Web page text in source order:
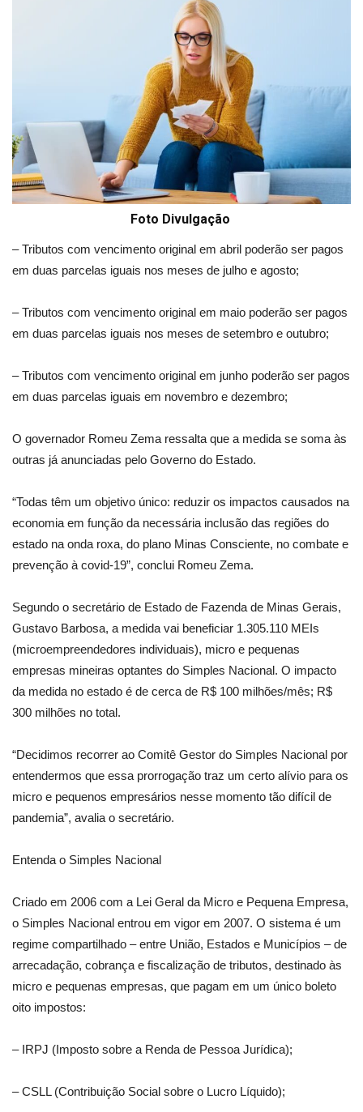
Foto Divulgação
– Tributos com vencimento original em abril poderão ser pagos
em duas parcelas iguais nos meses de julho e agosto;
– Tributos com vencimento original em maio poderão ser pagos
em duas parcelas iguais nos meses de setembro e outubro;
– Tributos com vencimento original em junho poderão ser pagos
em duas parcelas iguais em novembro e dezembro;
O governador Romeu Zema ressalta que a medida se soma às
outras já anunciadas pelo Governo do Estado.
“Todas têm um objetivo único: reduzir os impactos causados na
economia em função da necessária inclusão das regiões do
estado na onda roxa, do plano Minas Consciente, no combate e
prevenção à covid-19”, conclui Romeu Zema.
Segundo o secretário de Estado de Fazenda de Minas Gerais,
Gustavo Barbosa, a medida vai beneficiar 1.305.110 MEIs
(microempreendedores individuais), micro e pequenas
empresas mineiras optantes do Simples Nacional. O impacto
da medida no estado é de cerca de R$ 100 milhões/mês; R$
300 milhões no total.
“Decidimos recorrer ao Comitê Gestor do Simples Nacional por
entendermos que essa prorrogação traz um certo alívio para os
micro e pequenos empresários nesse momento tão difícil de
pandemia”, avalia o secretário.
Entenda o Simples Nacional
Criado em 2006 com a Lei Geral da Micro e Pequena Empresa,
o Simples Nacional entrou em vigor em 2007. O sistema é um
regime compartilhado – entre União, Estados e Municípios – de
arrecadação, cobrança e fiscalização de tributos, destinado às
micro e pequenas empresas, que pagam em um único boleto
oito impostos:
– IRPJ (Imposto sobre a Renda de Pessoa Jurídica);
– CSLL (Contribuição Social sobre o Lucro Líquido);